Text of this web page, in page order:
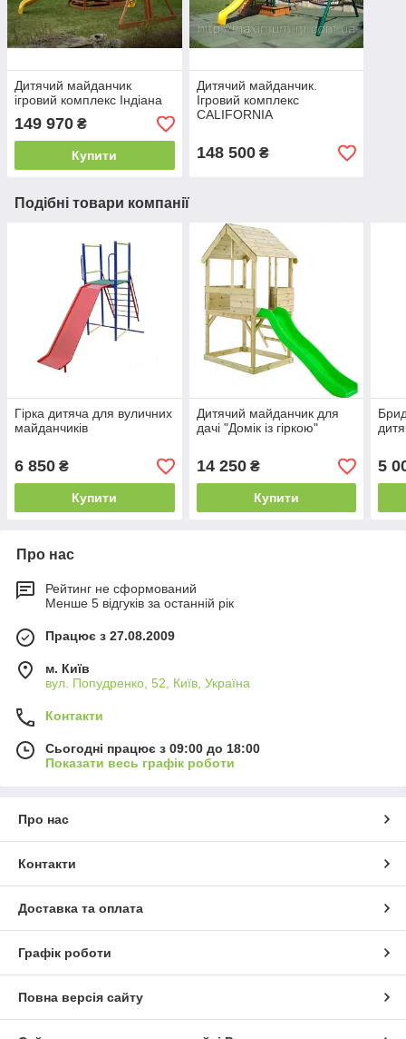
Дитячий майданчик
ігровий комплекс Індіана
149 970 ₴
Купити
Дитячий майданчик.
Ігровий комплекс
CALIFORNIA
148 500₴
Подібні товари компанії
Гірка дитяча для вуличних
майданчиків
6 850 ₴
Купити
Дитячий майданчик для
дачі "Домік із гіркою"
14 250₴
Купити
5
Про нас
Рейтинг не сформований
Менше 5 відгуків за останній рік
Працює з 27.08.2009
м. Київ
вул. Попудренко, 52, Київ, Україна
Контакти
Сьогодні працює з 09:00 до 18:00
Показати весь графік роботи
Про нас
Контакти
Доставка та оплата
Графік роботи
Повна версія сайту